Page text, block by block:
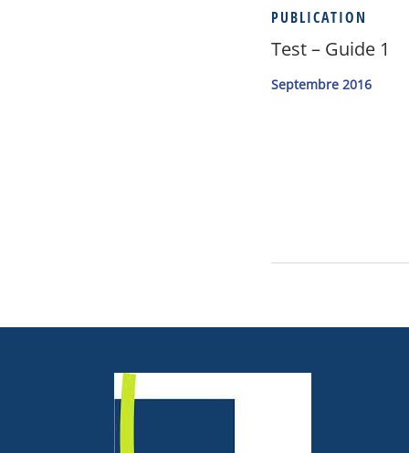
PUBLICATION
Test – Guide 1
Septembre 2016